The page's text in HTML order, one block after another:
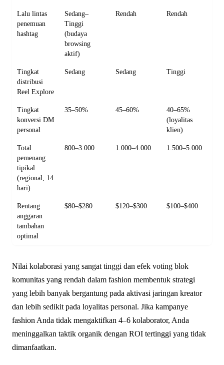
Lalu lintas
penemuan
hashtag
Sedang–
Tinggi
(budaya
browsing
aktif)
Rendah Rendah
Tingkat
distribusi
Reel Explore
Sedang Sedang Tinggi
Tingkat
konversi DM
personal
35–50% 45–60%
40–65%
(loyalitas
klien)
Total
pemenang
tipikal
(regional, 14
hari)
800–3.000 1.000–4.000 1.500–5.000
Rentang
anggaran
tambahan
optimal
$80–$280 $120–$300 $100–$400
Nilai kolaborasi yang sangat tinggi dan efek voting blok
komunitas yang rendah dalam fashion membentuk strategi
yang lebih banyak bergantung pada aktivasi jaringan kreator
dan lebih sedikit pada loyalitas personal. Jika kampanye
fashion Anda tidak mengaktifkan 4–6 kolaborator, Anda
meninggalkan taktik organik dengan ROI tertinggi yang tidak
dimanfaatkan.